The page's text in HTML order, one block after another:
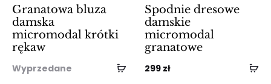
Granatowa bluza
damska
micromodal krótki
rękaw
Wyprzedane
Spodnie dresowe
damskie
micromodal
granatowe
299 zł